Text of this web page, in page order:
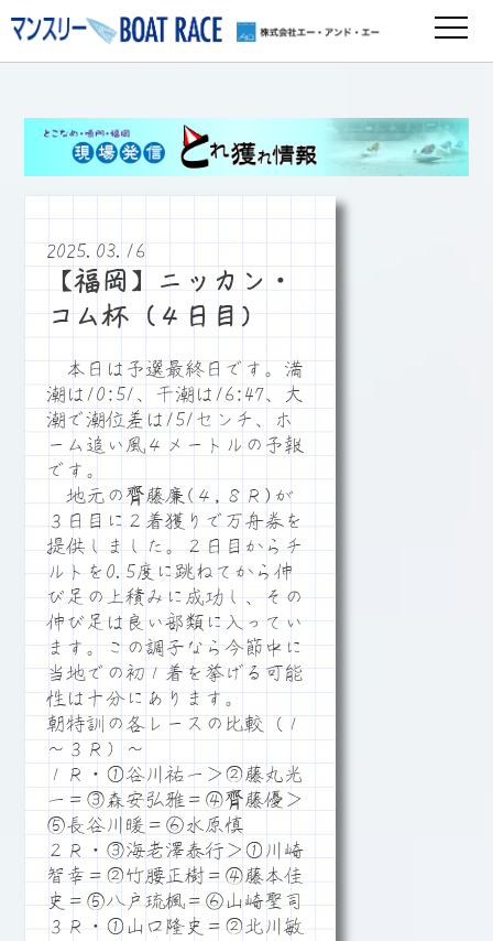
2025.03.16
【福岡】ニッカン・
コム杯（４日目）
本日は予選最終日です。満
潮は10:51、干潮は16:47、大
潮で潮位差は151センチ、ホ
ーム追い風４メートルの予報
です。
地元の齊藤廉(４,８Ｒ)が
３日目に２着獲りで万舟券を
提供しました。２日目からチ
ルトを0.5度に跳ねてから伸
び足の上積みに成功し、その
伸び足は良い部類に入ってい
ます。この調子なら今節中に
当地での初１着を挙げる可能
性は十分にあります。
朝特訓の各レースの比較（１
～３Ｒ）～
１Ｒ・①谷川祐一＞②藤丸光
一＝③森安弘雅＝④齊藤優＞
⑤長谷川暖＝⑥水原慎
２Ｒ・③海老澤泰行＞①川崎
智幸＝②竹腰正樹＝④藤本佳
史＝⑤八戸琉楓＝⑥山崎聖司
３Ｒ・①山口隆史＝②北川敏